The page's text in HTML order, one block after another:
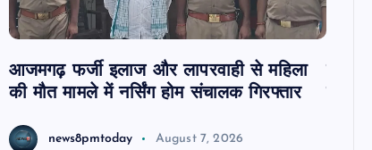
आजमगढ़ फर्जी इलाज और लापरवाही से महिला
की मौत मामले में नर्सिंग होम संचालक गिरफ्तार
news8pmtoday August 7, 2026
दवा
इंतजार